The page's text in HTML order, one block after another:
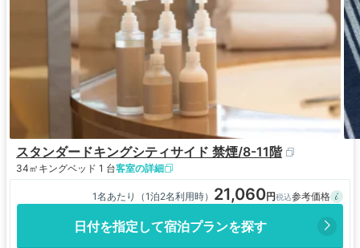
スタンダードキングシティサイド 禁煙/8-11階
34㎡ キングベッド 1 台客室の詳細
1名あたり（1泊2名利用時） 21,060
日付を指定して宿泊プランを探す